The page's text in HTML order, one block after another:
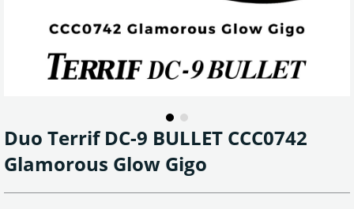
Duo Terrif DC-9 BULLET CCC0742
Glamorous Glow Gigo